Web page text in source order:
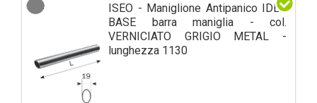
ISEO - Maniglione Antipanico IDEA
BASE barra maniglia - col.
VERNICIATO GRIGIO METAL -
lunghezza 1130